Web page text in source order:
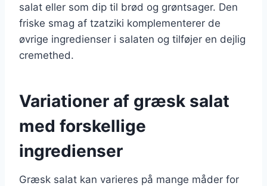
salat eller som dip til brød og grøntsager. Den
friske smag af tzatziki komplementerer de
øvrige ingredienser i salaten og tilføjer en dejlig
cremethed.
Variationer af græsk salat
med forskellige
ingredienser
Græsk salat kan varieres på mange måder for